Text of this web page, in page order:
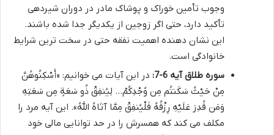
وجوب تأمین خوراک و پوشاک مادر در دوران شیردهی
تأکید دارد، حتی اگر زوجین از یکدیگر جدا شده باشند.
این نشان دهنده اهمیت نفقه حتی در سخت ترین شرایط
خانوادگی است.
سوره طلاق آیه 6-7:
در این آیات می خوانیم: «أَسْکِنُوهُنَّ
مِنْ حَیْثُ سَکَنتُم مِن وُجْدِکُمْ… لِیُنفِقْ ذُو سَعَةٍ مِن سَعَتِهِ
وَمَن قُدِرَ عَلَیْهِ رِزْقُهُ فَلْیُنفِقْ مِمَّا آتَاهُ اللَّهُ». این آیه مرد را
مکلف می کند که همسرش را در حد توانایی مالی خود